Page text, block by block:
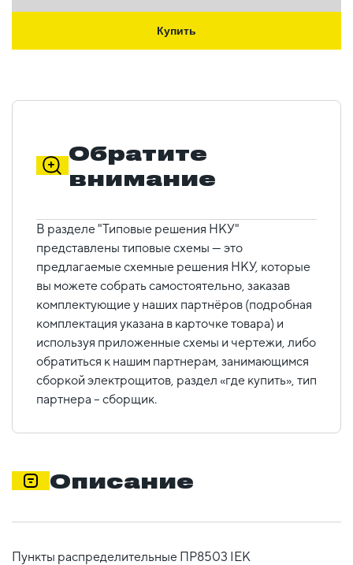
Купить
Обратите
внимание
В разделе "Типовые решения НКУ"
представлены типовые схемы — это
предлагаемые схемные решения НКУ, которые
вы можете собрать самостоятельно, заказав
комплектующие у наших партнёров (подробная
комплектация указана в карточке товара) и
используя приложенные схемы и чертежи, либо
обратиться к нашим партнерам, занимающимся
сборкой электрощитов, раздел «где купить», тип
партнера – сборщик.
Описание
Пункты распределительные ПР8503 IEK